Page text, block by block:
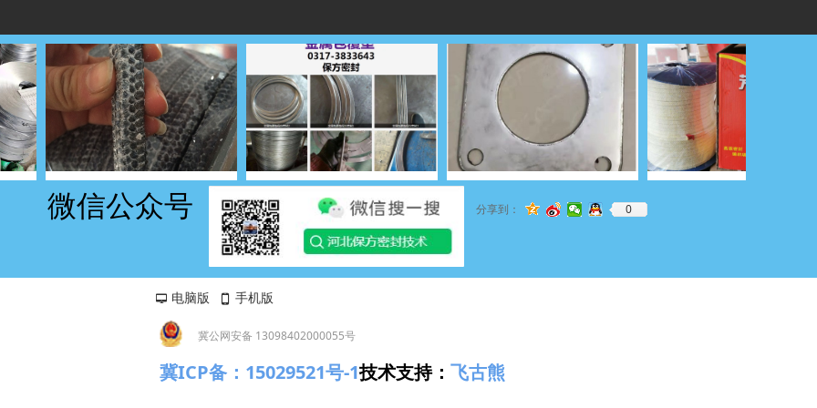
微信公众号 分享到： 0
넡 电脑版 넓 手机版
冀公网安备 13098402000055号
冀ICP备：15029521号-1技术支持： 飞古熊